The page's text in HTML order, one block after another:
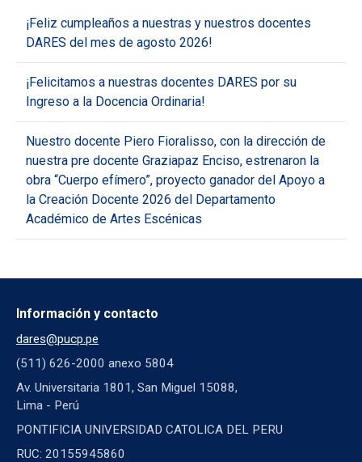
¡Feliz cumpleaños a nuestras y nuestros docentes
DARES del mes de agosto 2026!
¡Felicitamos a nuestras docentes DARES por su
Ingreso a la Docencia Ordinaria!
Nuestro docente Piero Fioralisso, con la dirección de
nuestra pre docente Graziapaz Enciso, estrenaron la
obra “Cuerpo efímero”, proyecto ganador del Apoyo a
la Creación Docente 2026 del Departamento
Académico de Artes Escénicas
Información y contacto
dares@pucp.pe
(511) 626-2000 anexo 5804
Av. Universitaria 1801, San Miguel 15088,
Lima - Perú
PONTIFICIA UNIVERSIDAD CATOLICA DEL PERU
RUC: 20155945860